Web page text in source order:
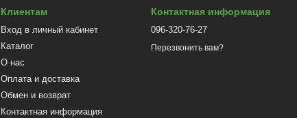
Клиентам
Вход в личный кабинет
Каталог
О нас
Оплата и доставка
Обмен и возврат
Контактная информация
Контактная информация
096-320-76-27
Перезвонить вам?